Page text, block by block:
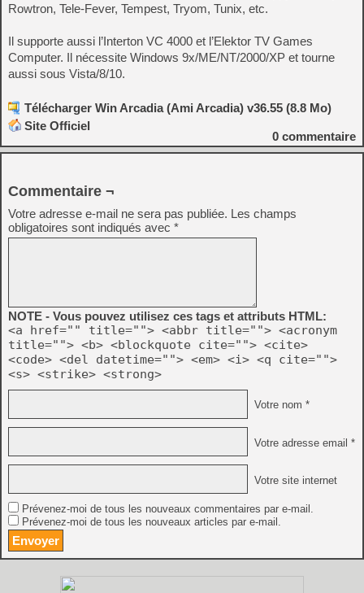
Rowtron, Tele-Fever, Tempest, Tryom, Tunix, etc.
Il supporte aussi l’Interton VC 4000 et l’Elektor TV Games
Computer. Il nécessite Windows 9x/ME/NT/2000/XP et tourne
aussi sous Vista/8/10.
Télécharger Win Arcadia (Ami Arcadia) v36.55 (8.8 Mo)
Site Officiel
0 commentaire
Commentaire ¬
Votre adresse e-mail ne sera pas publiée. Les champs
obligatoires sont indiqués avec *
NOTE - Vous pouvez utilisez ces tags et attributs HTML:
<a href="" title=""> <abbr title=""> <acronym
title=""> <b> <blockquote cite=""> <cite>
<code> <del datetime=""> <em> <i> <q cite="">
<s> <strike> <strong>
Votre nom *
Votre adresse email *
Votre site internet
Prévenez-moi de tous les nouveaux commentaires par e-mail.
Prévenez-moi de tous les nouveaux articles par e-mail.